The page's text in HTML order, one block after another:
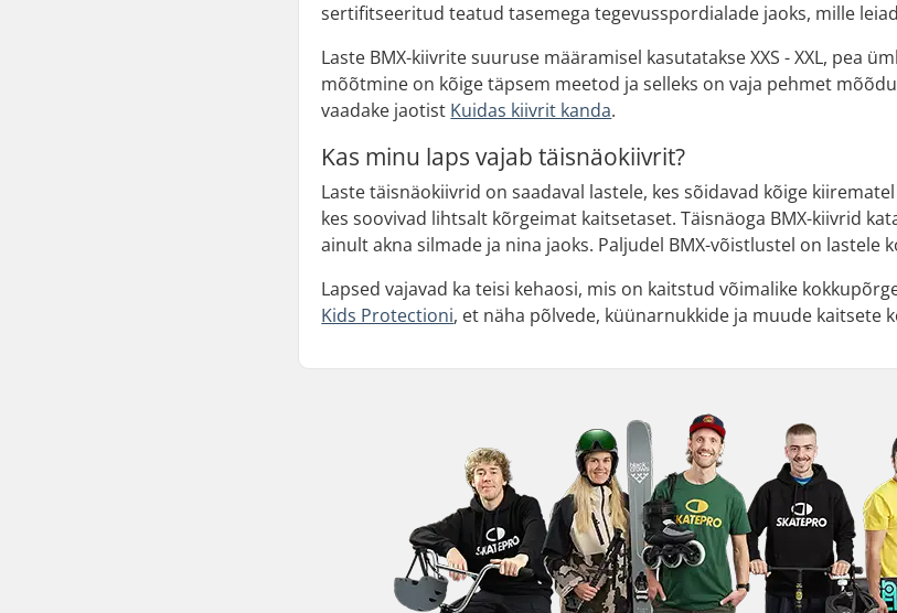
sertifitseeritud teatud tasemega tegevusspordialade jaoks, mille
Laste BMX-kiivrite suuruse määramisel kasutatakse XXS - XXL,
mõõtmine on kõige täpsem meetod ja selleks on vaja pehmet
vaadake jaotist Kuidas kiivrit kanda.
Kas minu laps vajab täisnäokiivrit?
Laste täisnäokiivrid on saadaval lastele, kes sõidavad kõige
kes soovivad lihtsalt kõrgeimat kaitsetaset. Täisnäoga BMX-kiivrid
ainult akna silmade ja nina jaoks. Paljudel BMX-võistlustel on lastele
Lapsed vajavad ka teisi kehaosi, mis on kaitstud võimalike
Kids Protectioni, et näha põlvede, küünarnukkide ja muude kaitsete